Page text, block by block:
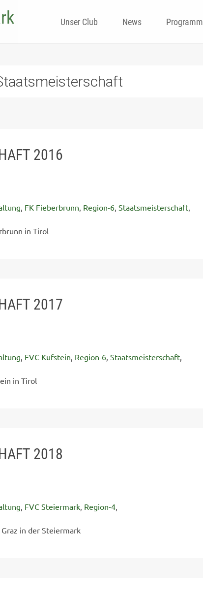
to
Unser Club News Programm
2016
, FK Fieberbrunn, Region-6, Staatsmeisterschaft,
in Tirol
2017
, FVC Kufstein, Region-6, Staatsmeisterschaft,
in Tirol
2018
, FVC Steiermark, Region-4,
in der Steiermark